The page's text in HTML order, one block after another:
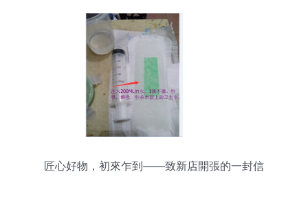
匠心好物，初來乍到——致新店開張的一封信